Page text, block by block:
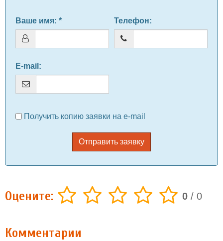
Ваше имя: * Телефон:
E-mail :
Получить копию заявки на e-mail
Отправить заявку
Оцените: 0 / 0
Комментарии